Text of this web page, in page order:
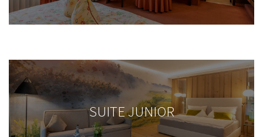
SUITE JUNIOR